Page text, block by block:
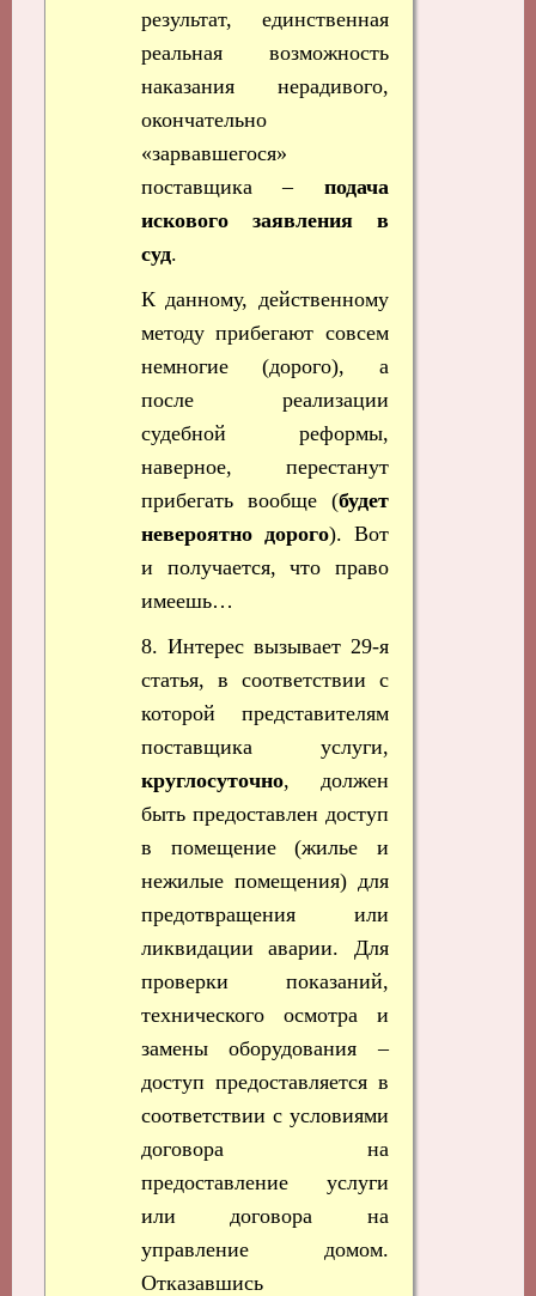
результат, единственная
реальная возможность
наказания нерадивого,
окончательно
«зарвавшегося»
поставщика – подача
искового заявления в
суд.
К данному, действенному
методу прибегают совсем
немногие (дорого), а
после реализации
судебной реформы,
наверное, перестанут
прибегать вообще (будет
невероятно дорого). Вот
и получается, что право
имеешь…
8. Интерес вызывает 29-я
статья, в соответствии с
которой представителям
поставщика услуги,
круглосуточно, должен
быть предоставлен доступ
в помещение (жилье и
нежилые помещения) для
предотвращения или
ликвидации аварии. Для
проверки показаний,
технического осмотра и
замены оборудования –
доступ предоставляется в
соответствии с условиями
договора на
предоставление услуги
или договора на
управление домом.
Отказавшись